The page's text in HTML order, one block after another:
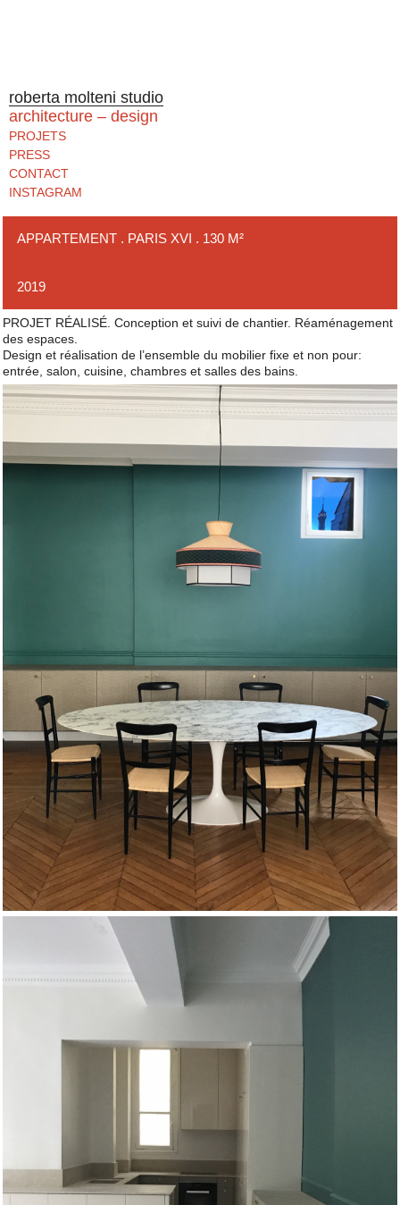
roberta molteni studio
architecture – design
PROJETS
PRESS
CONTACT
INSTAGRAM
APPARTEMENT . PARIS XVI . 130 M²
2019
PROJET RÉALISÉ. Conception et suivi de chantier. Réaménagement
des espaces.
Design et réalisation de l’ensemble du mobilier fixe et non pour:
entrée, salon, cuisine, chambres et salles des bains.